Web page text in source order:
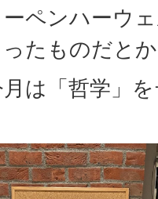
ペンハーウ
たものだと
は「哲学」